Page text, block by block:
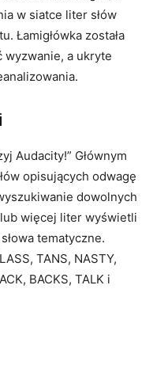
w siatce liter słów
Łamigłówka została
wyzwanie, a ukryte
Audacity!” Głównym
opisujących odwagę
dowolnych
lub więcej liter wyświetli
tematyczne.
TANS, NASTY,
BACKS, TALK i